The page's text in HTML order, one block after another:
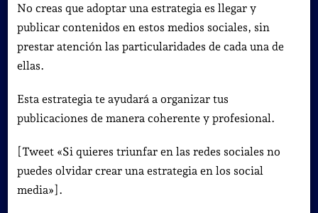
No creas que adoptar una estrategia es llegar y
publicar contenidos en estos medios sociales, sin
prestar atención las particularidades de cada una de
ellas.
Esta estrategia te ayudará a organizar tus
publicaciones de manera coherente y profesional.
[Tweet «Si quieres triunfar en las redes sociales no
puedes olvidar crear una estrategia en los social
media»].